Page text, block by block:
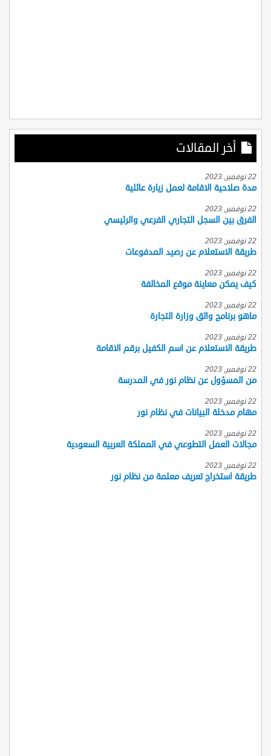
أخر المقالات
22 نوفمبر, 2023
مدة صلاحية الاقامة لعمل زيارة عائلية
22 نوفمبر, 2023
الفرق بين السجل التجاري الفرعي والرئيسي
22 نوفمبر, 2023
طريقة الاستعلام عن رصيد المدفوعات
22 نوفمبر, 2023
كيف يمكن معاينة موقع المخالفة
22 نوفمبر, 2023
ماهو برنامج واثق وزارة التجارة
22 نوفمبر, 2023
طريقة الاستعلام عن اسم الكفيل برقم الاقامة
22 نوفمبر, 2023
من المسؤول عن نظام نور في المدرسة
22 نوفمبر, 2023
مهام مدخلة البيانات في نظام نور
22 نوفمبر, 2023
مجالات العمل التطوعي في المملكة العربية السعودية
22 نوفمبر, 2023
طريقة استخراج تعريف معلمة من نظام نور